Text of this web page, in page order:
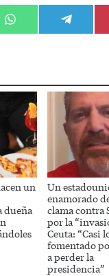
Compartir
en
Compartir
en
un
dueña
Un
enamorado
clama contra
por la
Ceuta: “Casi
fomentado
a perder la
presidencia”